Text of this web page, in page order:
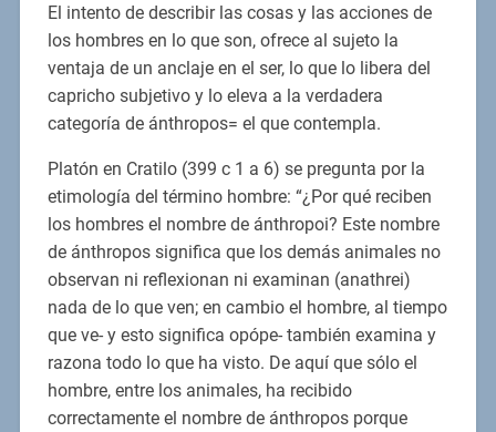
El intento de describir las cosas y las acciones de
los hombres en lo que son, ofrece al sujeto la
ventaja de un anclaje en el ser, lo que lo libera del
capricho subjetivo y lo eleva a la verdadera
categoría de ánthropos= el que contempla.
Platón en Cratilo (399 c 1 a 6) se pregunta por la
etimología del término hombre: “¿Por qué reciben
los hombres el nombre de ánthropoi? Este nombre
de ánthropos significa que los demás animales no
observan ni reflexionan ni examinan (anathrei)
nada de lo que ven; en cambio el hombre, al tiempo
que ve- y esto significa opópe- también examina y
razona todo lo que ha visto. De aquí que sólo el
hombre, entre los animales, ha recibido
correctamente el nombre de ánthropos porque